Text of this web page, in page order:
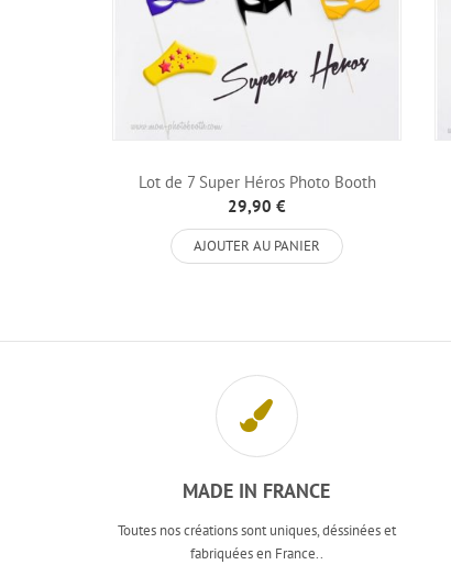
Lot de 7 Super Héros Photo Booth
Accessoires
29,90 €
AJOUTER AU PANIER
MADE IN FRANCE
Toutes nos créations sont uniques, déssinées et
fabriquées en France..